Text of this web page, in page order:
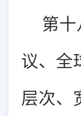
第十
议、全
层次、